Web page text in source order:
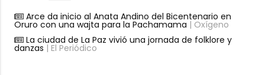
Arce da inicio al Anata Andino del Bicentenario en
Oruro con una wajta para la Pachamama | Oxígeno
La ciudad de La Paz vivió una jornada de folklore y
danzas | El Periódico